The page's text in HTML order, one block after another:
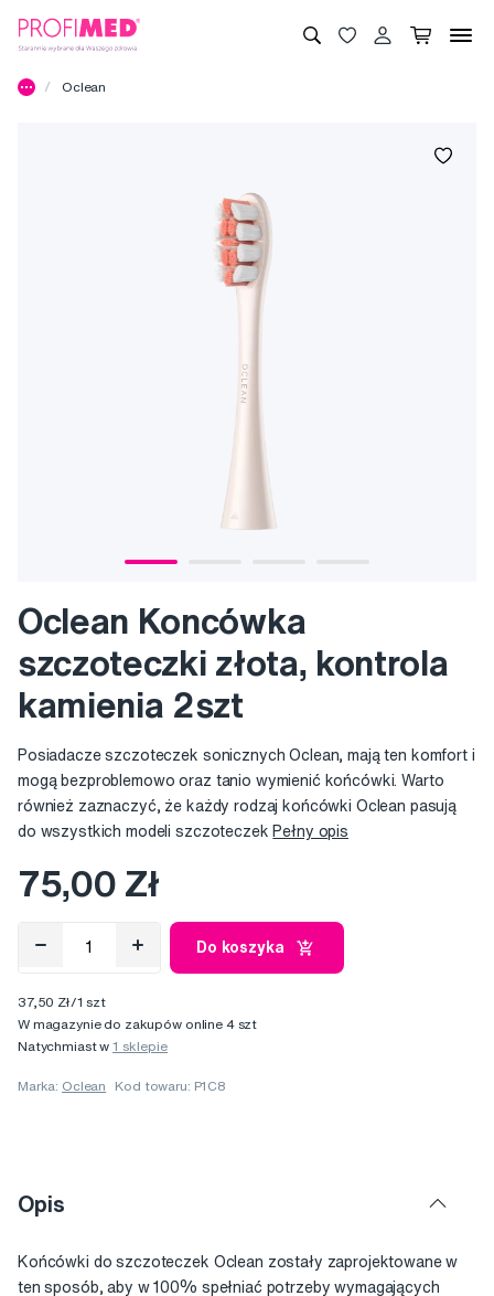
Oclean
Oclean Koncówka
szczoteczki złota, kontrola
kamienia 2szt
Posiadacze szczoteczek sonicznych Oclean, mają ten komfort i
mogą bezproblemowo oraz tanio wymienić końcówki. Warto
również zaznaczyć, że każdy rodzaj końcówki Oclean pasują
do wszystkich modeli szczoteczek Pełny opis
75,00 Zł
Do koszyka
37,50 Zł/1 szt
W magazynie do zakupów online 4 szt
Natychmiast w1 sklepie
Marka: Oclean Kod towaru: P1C8
Opis
Końcówki do szczoteczek Oclean zostały zaprojektowane w
ten sposób, aby w 100% spełniać potrzeby wymagających